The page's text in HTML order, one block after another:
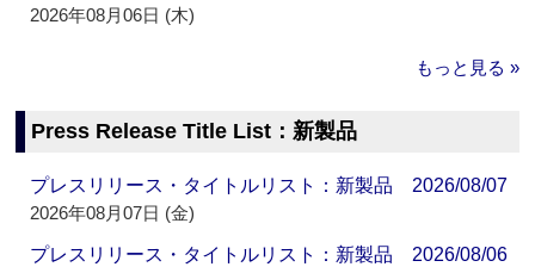
2026年08月06日 (木)
もっと見る »
Press Release Title List：新製品
プレスリリース・タイトルリスト：新製品 2026/08/07
2026年08月07日 (金)
プレスリリース・タイトルリスト：新製品 2026/08/06